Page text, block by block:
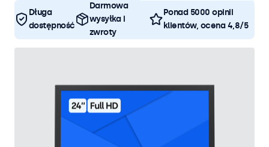
Długa
dostępność
Darmowa
wysyłka i
zwroty
Ponad 5000 opinii
klientów, ocena 4,8/5